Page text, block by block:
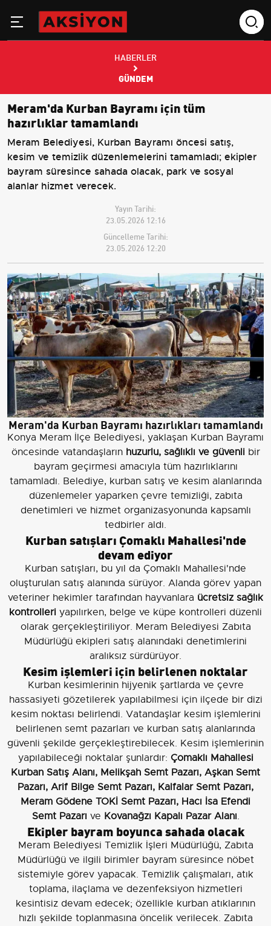
HABERLER
GÜNDEM
Meram'da Kurban Bayramı için tüm
hazırlıklar tamamlandı
Meram Belediyesi, Kurban Bayramı öncesi satış,
kesim ve temizlik düzenlemelerini tamamladı; ekipler
bayram süresince sahada olacak, park ve sosyal
alanlar hizmet verecek.
Yayın Tarihi:
23.05.2026 12:16
Güncelleme Tarihi:
23.05.2026 12:20
Meram'da Kurban Bayramı hazırlıkları tamamlandı
Konya Meram İlçe Belediyesi, yaklaşan Kurban Bayramı
öncesinde vatandaşların huzurlu, sağlıklı ve güvenlibir
bayram geçirmesi amacıyla tüm hazırlıklarını
tamamladı. Belediye, kurban satış ve kesim alanlarında
düzenlemeler yaparken çevre temizliği, zabıta
denetimleri ve hizmet organizasyonunda kapsamlı
tedbirler aldı.
Kurban satışları Çomaklı Mahallesi'nde
devam ediyor
Kurban satışları, bu yıl da Çomaklı Mahallesi'nde
oluşturulan satış alanında sürüyor. Alanda görev yapan
veteriner hekimler tarafından hayvanlara ücretsiz sağlık
kontrolleri yapılırken, belge ve küpe kontrolleri düzenli
olarak gerçekleştiriliyor. Meram Belediyesi Zabıta
Müdürlüğü ekipleri satış alanındaki denetimlerini
aralıksız sürdürüyor.
Kesim işlemleri için belirlenen noktalar
Kurban kesimlerinin hijyenik şartlarda ve çevre
hassasiyeti gözetilerek yapılabilmesi için ilçede bir dizi
kesim noktası belirlendi. Vatandaşlar kesim işlemlerini
belirlenen semt pazarları ve kurban satış alanlarında
güvenli şekilde gerçekleştirebilecek. Kesim işlemlerinin
yapılabileceği noktalar şunlardır: Çomaklı Mahallesi
Kurban Satış Alanı, Melikşah Semt Pazarı, Aşkan Semt
Pazarı, Arif Bilge Semt Pazarı, Kalfalar Semt Pazarı,
Meram Gödene TOKİ Semt Pazarı, Hacı İsa Efendi
Semt Pazarı ve Kovanağzı Kapalı Pazar Alanı.
Ekipler bayram boyunca sahada olacak
Meram Belediyesi Temizlik İşleri Müdürlüğü, Zabıta
Müdürlüğü ve ilgili birimler bayram süresince nöbet
sistemiyle görev yapacak. Temizlik çalışmaları, atık
toplama, ilaçlama ve dezenfeksiyon hizmetleri
kesintisiz devam edecek; özellikle kurban atıklarının
hızlı şekilde toplanmasına öncelik verilecek. Zabıta